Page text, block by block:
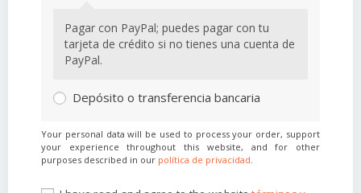
Pagar con PayPal; puedes pagar con tu
tarjeta de crédito si no tienes una cuenta de
PayPal.
Depósito o transferencia bancaria
Your personal data will be used to process your order, support
your experience throughout this website, and for other
purposes described in our política de privacidad